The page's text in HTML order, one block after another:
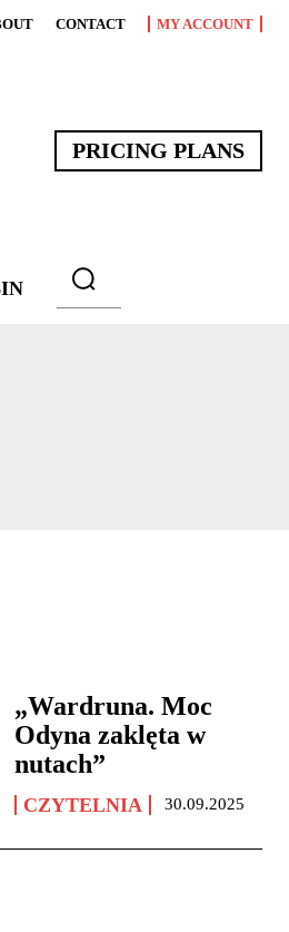
CONTACT MY ACCOUNT
PRICING PLANS
„Wardruna. Moc
Odyna zaklęta w
nutach”
CZYTELNIA 30.09.2025